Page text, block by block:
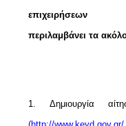
επιχειρήσεων
περιλαμβάνει τα
1. Δημιουργία